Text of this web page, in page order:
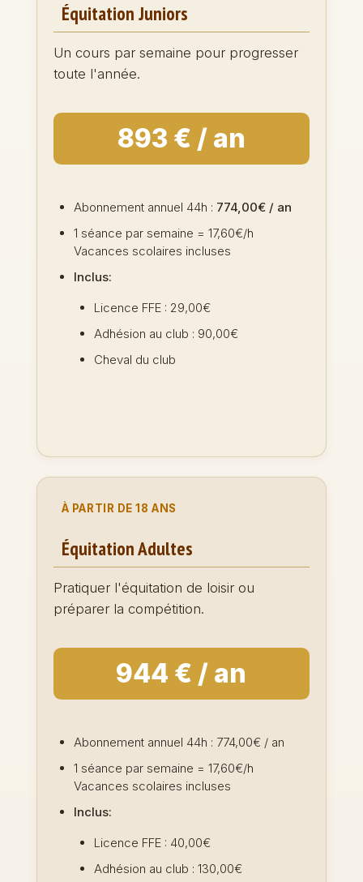
Équitation Juniors
Un cours par semaine pour progresser
toute l'année.
893 € / an
Abonnement annuel 44h : 774,00€ / an
1 séance par semaine = 17,60€/h
Vacances scolaires incluses
Inclus:
Licence FFE : 29,00€
Adhésion au club : 90,00€
Cheval du club
À PARTIR DE 18 ANS
Équitation Adultes
Pratiquer l'équitation de loisir ou
préparer la compétition.
944 € / an
Abonnement annuel 44h : 774,00€ / an
1 séance par semaine = 17,60€/h
Vacances scolaires incluses
Inclus:
Licence FFE : 40,00€
Adhésion au club : 130,00€